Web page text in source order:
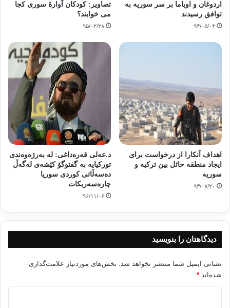
کپی آدرس
اردوغان و اوباما بر سر سوریه به
توافق رسیدند
۹۴/۰۵/۰۳
تصاویر: کودکان آوارۀ سوری کجا
می خوابند؟
۹۵/۰۲/۲۸
اهداف آنکارا از درخواست برای
ایجاد منطقه حائل بین ترکیه و
سوریه
۹۳/۰۷/۲۰
د.عەلی قەرەداغی: لە بەرژەوەندی
تورکیایە بە گفتوگۆ کێشەی لەگەڵ
دەسەڵاتی کوردی سوریا
چارەسەربکات
۹۶/۱۱/۰۶
دیدگاهتان را بنویسید
نشانی ایمیل شما منتشر نخواهد شد. بخش‌های موردنیاز علامت‌گذاری
شده‌اند *